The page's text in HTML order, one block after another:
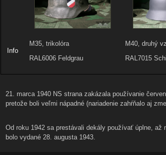
Info
M35, trikolóra
RAL6006 Feldgrau
M40, druhý
RAL7015
21. marca 1940 NS strana zakázala používanie
pretože boli veľmi nápadné (nariadenie zahŕňalo aj
Od roku 1942 sa prestávali dekály používať úplne,
bolo vydané 28. augusta 1943.